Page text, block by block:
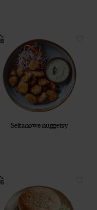
mi prawo
w każdym czasie.
dane osobowe.
Respo
Seitanowe nuggetsy